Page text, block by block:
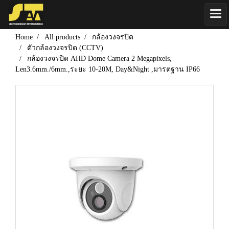
Home All products
กล้องวงจรปิด
ตัวกล้องวงจรปิด (CCTV)
กล้องวงจรปิด AHD Dome Camera 2 Megapixels,
Len3.6mm./6mm.,ระยะ 10-20M, Day&Night ,มารตฐาน IP66